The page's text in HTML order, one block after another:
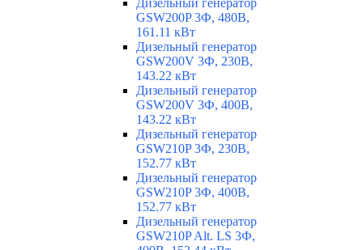
Дизельный генератор
GSW200P 3Ф, 480В,
161.11 кВт
Дизельный генератор
GSW200V 3Ф, 230В,
143.22 кВт
Дизельный генератор
GSW200V 3Ф, 400В,
143.22 кВт
Дизельный генератор
GSW210P 3Ф, 230В,
152.77 кВт
Дизельный генератор
GSW210P 3Ф, 400В,
152.77 кВт
Дизельный генератор
GSW210P Alt. LS 3Ф,